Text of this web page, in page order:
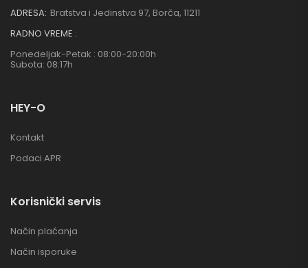
ADRESA: Bratstva i Jedinstva 97, Borča, 11211
RADNO VREME :
Ponedeljak-Petak : 08:00-20:00h
Subota: 08:17h
HEY-O
Kontakt
Podaci APR
Korisnički servis
Način plaćanja
Način isporuke